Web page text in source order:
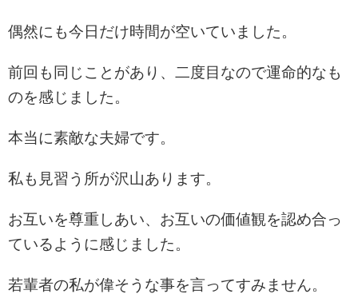
偶然にも今日だけ時間が空いていました。
前回も同じことがあり、二度目なので運命的なも
のを感じました。
本当に素敵な夫婦です。
私も見習う所が沢山あります。
お互いを尊重しあい、お互いの価値観を認め合っ
ているように感じました。
若輩者の私が偉そうな事を言ってすみません。